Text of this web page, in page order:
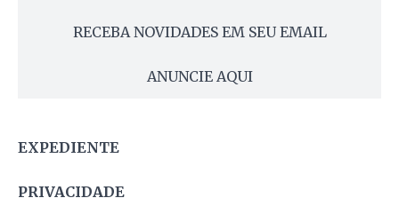
RECEBA NOVIDADES EM SEU EMAIL
ANUNCIE AQUI
EXPEDIENTE
PRIVACIDADE